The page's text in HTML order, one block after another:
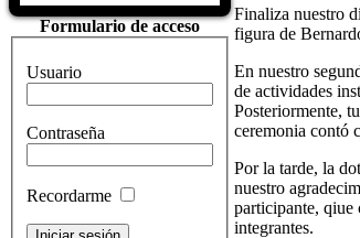
Formulario de acceso
Usuario
Contraseña
Recordarme
Finaliza nuestro
figura de
En nuestro
de actividades
Posteriormente,
ceremonia contó
Por la tarde, la
nuestro
participante, qiue
integrantes.